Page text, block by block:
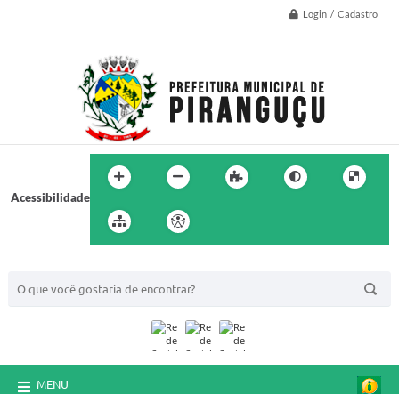
Login / Cadastro
Acessibilidade
MENU